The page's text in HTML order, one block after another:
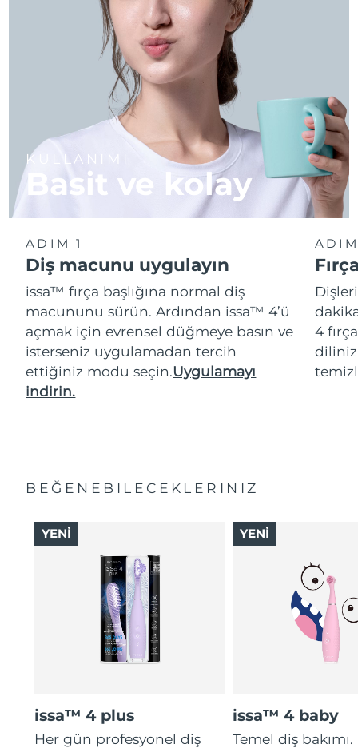
KULLANIMI
Basit ve kolay
ADIM 1
Diş macunu uygulayın
issa™ fırça başlığına normal diş
macununu sürün. Ardından issa™ 4’ü
açmak için evrensel düğmeye basın ve
isterseniz uygulamadan tercih
ettiğiniz modu seçin.Uygulamayı
indirin.
4
BEĞENEBILECEKLERINIZ
issa™ 4 plus
Her gün profesyonel diş
YENİ
issa™ 4 baby
Temel diş
YENİ